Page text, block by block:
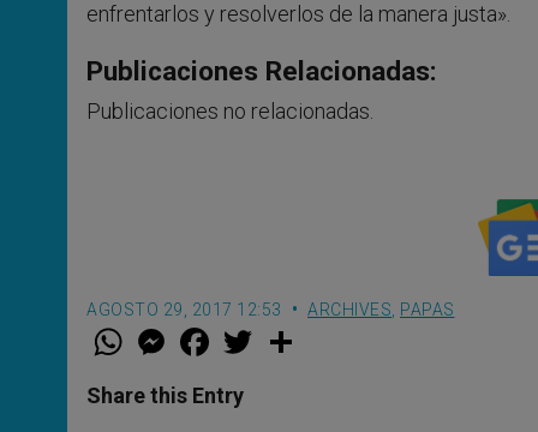
enfrentarlos y resolverlos de la manera justa».
Publicaciones Relacionadas:
Publicaciones no relacionadas.
AGOSTO 29, 2017 12:53 ARCHIVES PAPAS
W
t
s
M
e
s
e
F
a
e
b
w
Share this Entry